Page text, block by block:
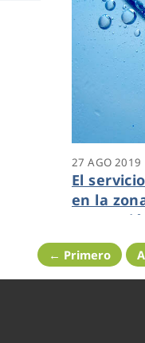
27 AGO 2019
El
en la
alta de
Bullaque
← Primero